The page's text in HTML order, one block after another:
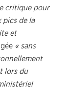
critique pour
pics de la
et
« sans
lors du